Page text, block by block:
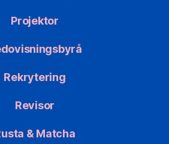
Projektor
Rekrytering
Revisor
& Matcha